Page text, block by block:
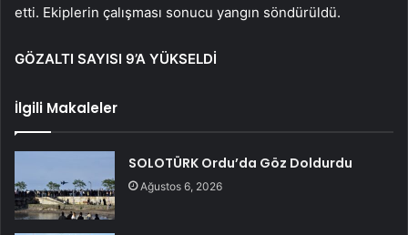
etti. Ekiplerin çalışması sonucu yangın söndürüldü.
GÖZALTI SAYISI 9’A YÜKSELDİ
İlgili Makaleler
SOLOTÜRK Ordu’da Göz Doldurdu
Ağustos 6, 2026